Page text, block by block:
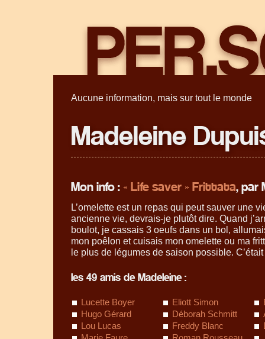
Aucune information, mais sur tout le monde
Madeleine
Mon info : « Life saver » Frittata, par
L’omelette est un repas qui peut sauver une
ancienne vie, devrais-je plutôt dire. Quand
boulot, je cassais 3 oeufs dans un bol,
mon poêlon et cuisais mon omelette ou ma
le plus de légumes de saison possible.
les 49 amis de Madeleine :
Lucette Boyer Eliott Simon
Hugo Gérard
Déborah Schmitt
Lou Lucas
Freddy Blanc